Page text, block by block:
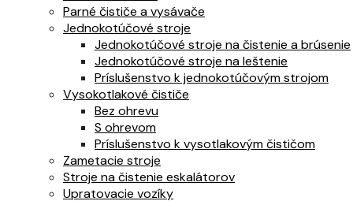
Parné čističe a vysávače
Jednokotúčové stroje
Jednokotúčové stroje na čistenie a brúsenie
Jednokotúčové stroje na leštenie
Príslušenstvo k jednokotúčovým strojom
Vysokotlakové čističe
Bez ohrevu
S ohrevom
Príslušenstvo k vysotlakovým čističom
Zametacie stroje
Stroje na čistenie eskalátorov
Upratovacie vozíky